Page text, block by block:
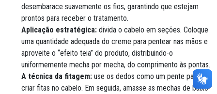
desembarace suavemente os fios, garantindo que estejam
prontos para receber o tratamento.
Aplicação estratégica: divida o cabelo em seções. Coloque
uma quantidade adequada do creme para pentear nas mãos e
aproveite o “efeito teia” do produto, distribuindo-o
uniformemente mecha por mecha, do comprimento às pontas.
A técnica da fitagem: use os dedos como um pente para
criar fitas no cabelo. Em seguida, amasse as mechas de baixo